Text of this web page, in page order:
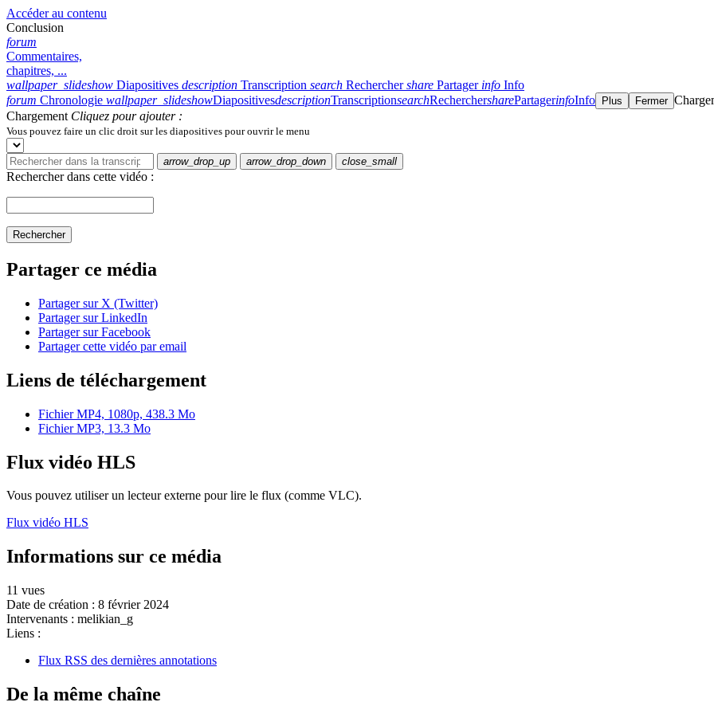
Accéder au contenu
Conclusion
forum
Commentaires,
chapitres, ...
wallpaper_slideshow Diapositives description Transcription search Rechercher share Partager info Info
forum Chronologie wallpaper_slideshowDiapositivesdescriptionTranscriptionsearchRecherchersharePartagerinfoInfo Plus Fermer
Chargement Cliquez pour ajouter :
Vous pouvez faire un clic droit sur les diapositives pour ouvrir le menu
arrow_drop_up arrow_drop_down close_small
Rechercher dans cette vidéo :
Rechercher
Partager ce média
Partager sur X (Twitter)
Partager sur LinkedIn
Partager sur Facebook
Partager cette vidéo par email
Liens de téléchargement
Fichier MP4, 1080p, 438.3 Mo
Fichier MP3, 13.3 Mo
Flux vidéo HLS
Vous pouvez utiliser un lecteur externe pour lire le flux (comme VLC).
Flux vidéo HLS
Informations sur ce média
11 vues
Date de création : 8 février 2024
Intervenants : melikian_g
Liens :
Flux RSS des dernières annotations
De la même chaîne